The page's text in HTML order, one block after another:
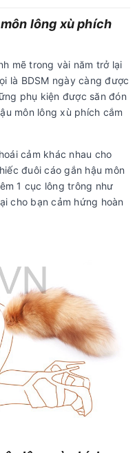
lông xù phích
mẽ trong vài năm trở lại
là BDSM ngày càng được
phụ kiện được săn đón
môn lông xù phích cắm
cảm khác nhau cho
đuôi cáo gắn hậu môn
1 cục lông trông như
cho bạn cảm hứng hoàn